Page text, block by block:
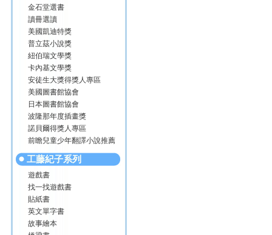
金石堂選書
讀冊選讀
美國凱迪特獎
普立茲小說獎
紐伯瑞文學獎
卡內基文學獎
安徒生大獎得獎人專區
美國圖書館協會
日本圖書館協會
波隆那年度插畫獎
諾貝爾得獎人專區
前瞻兒童少年翻譯小說推薦
工藤紀子系列
遊戲書
找一找遊戲書
貼紙書
英文單字書
故事繪本